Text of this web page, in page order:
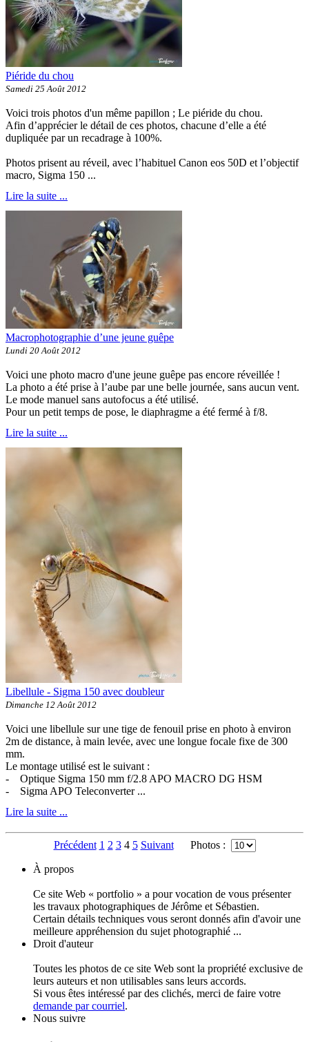
Piéride du chou
Samedi 25 Août 2012
Voici trois photos d'un même papillon ; Le piéride du chou.
Afin d’apprécier le détail de ces photos, chacune d’elle a été
dupliquée par un recadrage à 100%.
Photos prisent au réveil, avec l’habituel Canon eos 50D et l’objectif
macro, Sigma 150 ...
Lire la suite ...
Macrophotographie d’une jeune guêpe
Lundi 20 Août 2012
Voici une photo macro d'une jeune guêpe pas encore réveillée !
La photo a été prise à l’aube par une belle journée, sans aucun vent.
Le mode manuel sans autofocus a été utilisé.
Pour un petit temps de pose, le diaphragme a été fermé à f/8.
Lire la suite ...
Libellule - Sigma 150 avec doubleur
Dimanche 12 Août 2012
Voici une libellule sur une tige de fenouil prise en photo à environ
2m de distance, à main levée, avec une longue focale fixe de 300
mm.
Le montage utilisé est le suivant :
- Optique Sigma 150 mm f/2.8 APO MACRO DG HSM
- Sigma APO Teleconverter ...
Lire la suite ...
Précédent 1 2 3 4 5 SuivantPhotos :
À propos
Ce site Web « portfolio » a pour vocation de vous présenter
les travaux photographiques de Jérôme et Sébastien.
Certain détails techniques vous seront donnés afin d'avoir une
meilleure appréhension du sujet photographié ...
Droit d'auteur
Toutes les photos de ce site Web sont la propriété exclusive de
leurs auteurs et non utilisables sans leurs accords.
Si vous êtes intéressé par des clichés, merci de faire votre
demande par courriel.
Nous suivre